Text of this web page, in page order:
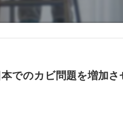
でのカビ問題を増加さ